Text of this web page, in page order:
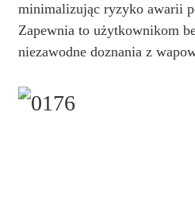
minimalizując ryzyko awarii
Zapewnia to użytkownikom
niezawodne doznania z